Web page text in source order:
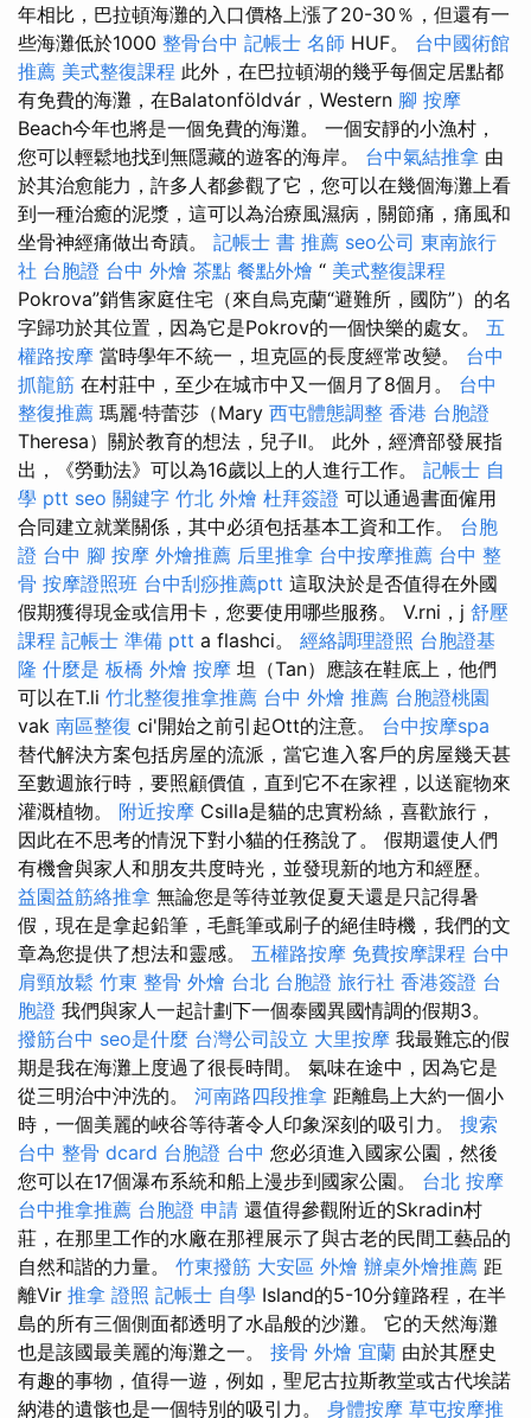
年相比，巴拉頓海灘的入口價格上漲了20-30％，但還有一
些海灘低於1000 整骨台中 記帳士 名師 HUF。 台中國術館
推薦 美式整復課程 此外，在巴拉頓湖的幾乎每個定居點都
有免費的海灘，在Balatonföldvár，Western 腳 按摩
Beach今年也將是一個免費的海灘。 一個安靜的小漁村，
您可以輕鬆地找到無隱藏的遊客的海岸。 台中氣結推拿 由
於其治愈能力，許多人都參觀了它，您可以在幾個海灘上看
到一種治癒的泥漿，這可以為治療風濕病，關節痛，痛風和
坐骨神經痛做出奇蹟。 記帳士 書 推薦 seo公司 東南旅行
社 台胞證 台中 外燴 茶點 餐點外燴 “ 美式整復課程
Pokrova”銷售家庭住宅（來自烏克蘭“避難所，國防”）的名
字歸功於其位置，因為它是Pokrov的一個快樂的處女。 五
權路按摩 當時學年不統一，坦克區的長度經常改變。 台中
抓龍筋 在村莊中，至少在城市中又一個月了8個月。 台中
整復推薦 瑪麗·特蕾莎（Mary 西屯體態調整 香港 台胞證
Theresa）關於教育的想法，兒子II。 此外，經濟部發展指
出，《勞動法》可以為16歲以上的人進行工作。 記帳士 自
學 ptt seo 關鍵字 竹北 外燴 杜拜簽證 可以通過書面僱用
合同建立就業關係，其中必須包括基本工資和工作。 台胞
證 台中 腳 按摩 外燴推薦 后里推拿 台中按摩推薦 台中 整
骨 按摩證照班 台中刮痧推薦ptt 這取決於是否值得在外國
假期獲得現金或信用卡，您要使用哪些服務。 V.rni，j 舒壓
課程 記帳士 準備 ptt a flashci。 經絡調理證照 台胞證基
隆 什麼是 板橋 外燴 按摩 坦（Tan）應該在鞋底上，他們
可以在T.li 竹北整復推拿推薦 台中 外燴 推薦 台胞證桃園
vak 南區整復 ci'開始之前引起Ott的注意。 台中按摩spa
替代解決方案包括房屋的流派，當它進入客戶的房屋幾天甚
至數週旅行時，要照顧價值，直到它不在家裡，以送寵物來
灌溉植物。 附近按摩 Csilla是貓的忠實粉絲，喜歡旅行，
因此在不思考的情況下對小貓的任務說了。 假期還使人們
有機會與家人和朋友共度時光，並發現新的地方和經歷。
益園益筋絡推拿 無論您是等待並敦促夏天還是只記得暑
假，現在是拿起鉛筆，毛氈筆或刷子的絕佳時機，我們的文
章為您提供了想法和靈感。 五權路按摩 免費按摩課程 台中
肩頸放鬆 竹東 整骨 外燴 台北 台胞證 旅行社 香港簽證 台
胞證 我們與家人一起計劃下一個泰國異國情調的假期3。
撥筋台中 seo是什麼 台灣公司設立 大里按摩 我最難忘的假
期是我在海灘上度過了很長時間。 氣味在途中，因為它是
從三明治中沖洗的。 河南路四段推拿 距離島上大約一個小
時，一個美麗的峽谷等待著令人印象深刻的吸引力。 搜索
台中 整骨 dcard 台胞證 台中 您必須進入國家公園，然後
您可以在17個瀑布系統和船上漫步到國家公園。 台北 按摩
台中推拿推薦 台胞證 申請 還值得參觀附近的Skradin村
莊，在那里工作的水廠在那裡展示了與古老的民間工藝品的
自然和諧的力量。 竹東撥筋 大安區 外燴 辦桌外燴推薦 距
離Vir 推拿 證照 記帳士 自學 Island的5-10分鐘路程，在半
島的所有三個側面都透明了水晶般的沙灘。 它的天然海灘
也是該國最美麗的海灘之一。 接骨 外燴 宜蘭 由於其歷史
有趣的事物，值得一遊，例如，聖尼古拉斯教堂或古代埃諾
納港的遺骸也是一個特別的吸引力。 身體按摩 草屯按摩推